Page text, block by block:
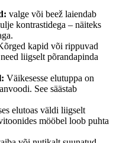
valge või beež laiendab
kontrastidega – näiteks
kapid või rippuvad
liigselt põrandapinda
Väikesesse elutuppa on
See säästab
elutoas väldi liigselt
mööbel loob puhta